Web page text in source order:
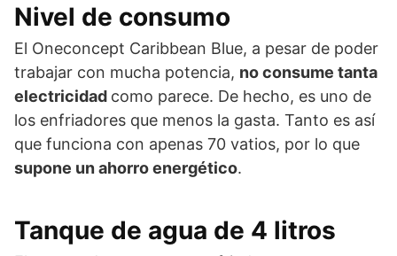
Nivel de consumo
El Oneconcept Caribbean Blue, a pesar de poder
trabajar con mucha potencia, no consume tanta
electricidad como parece. De hecho, es uno de
los enfriadores que menos la gasta. Tanto es así
que funciona con apenas 70 vatios, por lo que
supone un ahorro energético.
Tanque de agua de 4 litros